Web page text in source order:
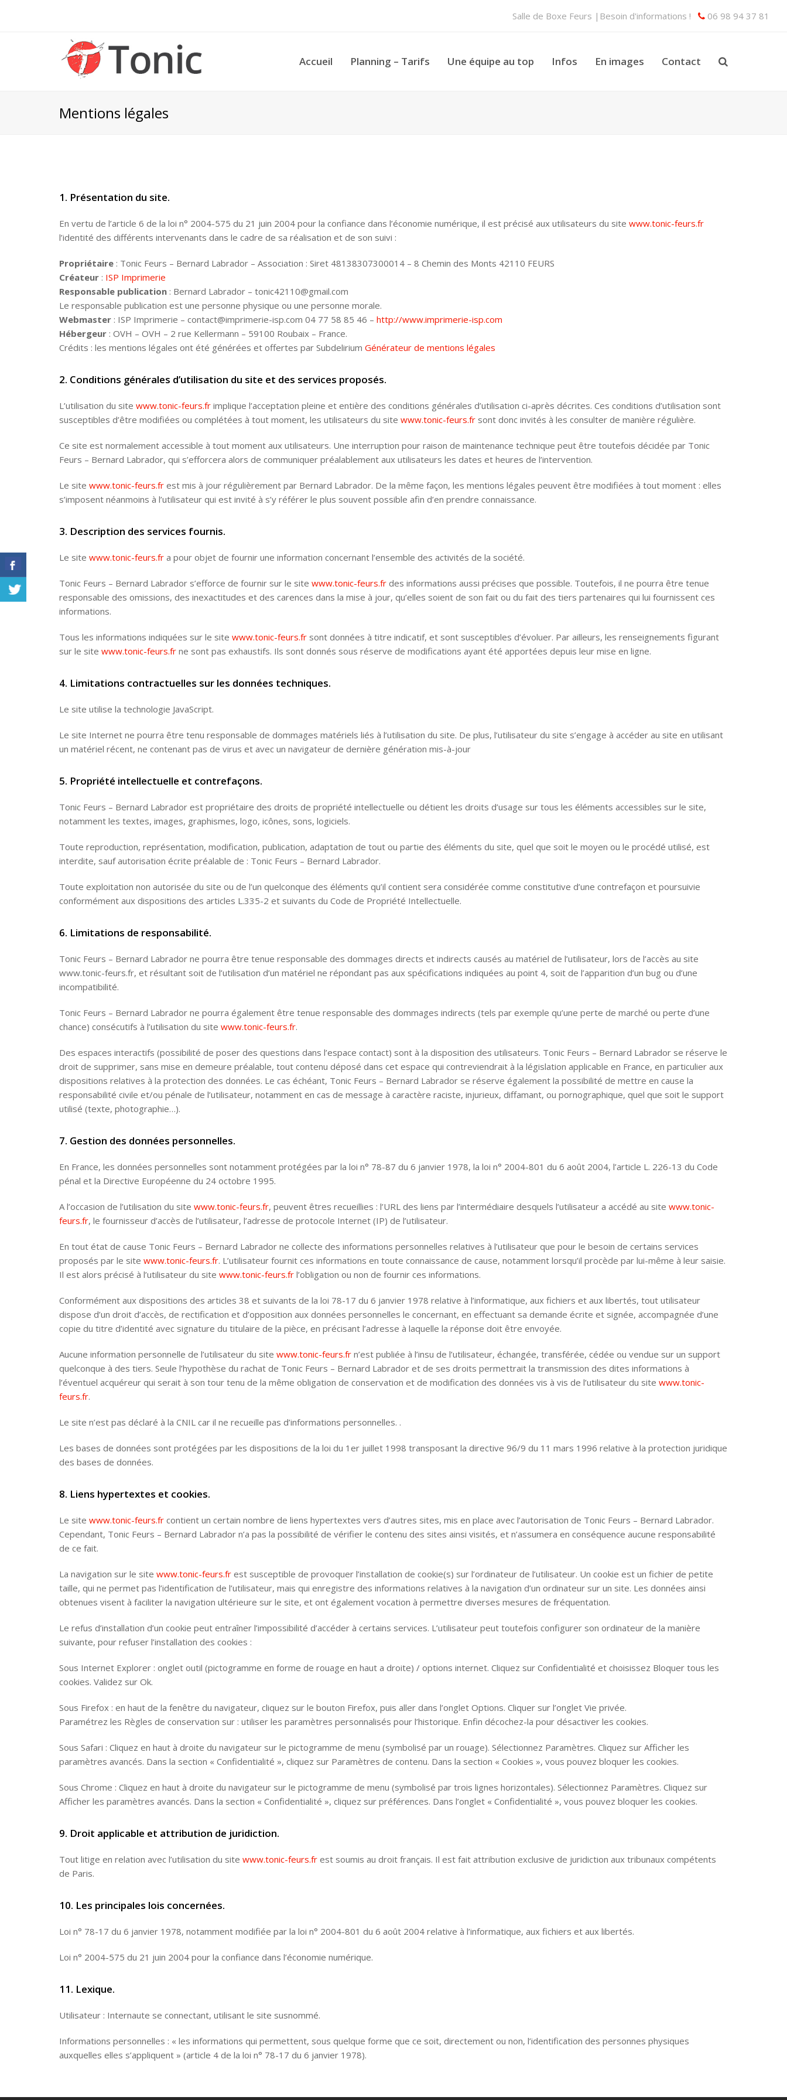
Salle de Boxe Feurs |Besoin d'informations ! 06 98 94 37 81
Accueil Planning – Tarifs Une équipe au top Infos En images Contact
Mentions légales
1. Présentation du site.
En vertu de l’article 6 de la loi n° 2004-575 du 21 juin 2004 pour la confiance dans l’économie numérique, il est précisé aux utilisateurs du site www.tonic-feurs.fr
l’identité des différents intervenants dans le cadre de sa réalisation et de son suivi :
Propriétaire: Tonic Feurs – Bernard Labrador – Association : Siret 48138307300014 – 8 Chemin des Monts 42110 FEURS
Créateur: ISP Imprimerie
Responsable publication: Bernard Labrador – tonic42110@gmail.com
Le responsable publication est une personne physique ou une personne morale.
Webmaster: ISP Imprimerie – contact@imprimerie-isp.com 04 77 58 85 46 – http://www.imprimerie-isp.com
Hébergeur: OVH – OVH – 2 rue Kellermann – 59100 Roubaix – France.
Crédits : les mentions légales ont été générées et offertes par Subdelirium Générateur de mentions légales
2. Conditions générales d’utilisation du site et des services proposés.
L’utilisation du site www.tonic-feurs.frimplique l’acceptation pleine et entière des conditions générales d’utilisation ci-après décrites. Ces conditions d’utilisation sont
susceptibles d’être modifiées ou complétées à tout moment, les utilisateurs du site www.tonic-feurs.frsont donc invités à les consulter de manière régulière.
Ce site est normalement accessible à tout moment aux utilisateurs. Une interruption pour raison de maintenance technique peut être toutefois décidée par Tonic
Feurs – Bernard Labrador, qui s’efforcera alors de communiquer préalablement aux utilisateurs les dates et heures de l’intervention.
Le site www.tonic-feurs.frest mis à jour régulièrement par Bernard Labrador. De la même façon, les mentions légales peuvent être modifiées à tout moment : elles
s’imposent néanmoins à l’utilisateur qui est invité à s’y référer le plus souvent possible afin d’en prendre connaissance.
3. Description des services fournis.
Le site www.tonic-feurs.fra pour objet de fournir une information concernant l’ensemble des activités de la société.
Tonic Feurs – Bernard Labrador s’efforce de fournir sur le site www.tonic-feurs.frdes informations aussi précises que possible. Toutefois, il ne pourra être tenue
responsable des omissions, des inexactitudes et des carences dans la mise à jour, qu’elles soient de son fait ou du fait des tiers partenaires qui lui fournissent ces
informations.
Tous les informations indiquées sur le site www.tonic-feurs.frsont données à titre indicatif, et sont susceptibles d’évoluer. Par ailleurs, les renseignements figurant
sur le site www.tonic-feurs.frne sont pas exhaustifs. Ils sont donnés sous réserve de modifications ayant été apportées depuis leur mise en ligne.
4. Limitations contractuelles sur les données techniques.
Le site utilise la technologie JavaScript.
Le site Internet ne pourra être tenu responsable de dommages matériels liés à l’utilisation du site. De plus, l’utilisateur du site s’engage à accéder au site en utilisant
un matériel récent, ne contenant pas de virus et avec un navigateur de dernière génération mis-à-jour
5. Propriété intellectuelle et contrefaçons.
Tonic Feurs – Bernard Labrador est propriétaire des droits de propriété intellectuelle ou détient les droits d’usage sur tous les éléments accessibles sur le site,
notamment les textes, images, graphismes, logo, icônes, sons, logiciels.
Toute reproduction, représentation, modification, publication, adaptation de tout ou partie des éléments du site, quel que soit le moyen ou le procédé utilisé, est
interdite, sauf autorisation écrite préalable de : Tonic Feurs – Bernard Labrador.
Toute exploitation non autorisée du site ou de l’un quelconque des éléments qu’il contient sera considérée comme constitutive d’une contrefaçon et poursuivie
conformément aux dispositions des articles L.335-2 et suivants du Code de Propriété Intellectuelle.
6. Limitations de responsabilité.
Tonic Feurs – Bernard Labrador ne pourra être tenue responsable des dommages directs et indirects causés au matériel de l’utilisateur, lors de l’accès au site
www.tonic-feurs.fr, et résultant soit de l’utilisation d’un matériel ne répondant pas aux spécifications indiquées au point 4, soit de l’apparition d’un bug ou d’une
incompatibilité.
Tonic Feurs – Bernard Labrador ne pourra également être tenue responsable des dommages indirects (tels par exemple qu’une perte de marché ou perte d’une
chance) consécutifs à l’utilisation du site www.tonic-feurs.fr.
Des espaces interactifs (possibilité de poser des questions dans l’espace contact) sont à la disposition des utilisateurs. Tonic Feurs – Bernard Labrador se réserve le
droit de supprimer, sans mise en demeure préalable, tout contenu déposé dans cet espace qui contreviendrait à la législation applicable en France, en particulier aux
dispositions relatives à la protection des données. Le cas échéant, Tonic Feurs – Bernard Labrador se réserve également la possibilité de mettre en cause la
responsabilité civile et/ou pénale de l’utilisateur, notamment en cas de message à caractère raciste, injurieux, diffamant, ou pornographique, quel que soit le support
utilisé (texte, photographie…).
7. Gestion des données personnelles.
En France, les données personnelles sont notamment protégées par la loi n° 78-87 du 6 janvier 1978, la loi n° 2004-801 du 6 août 2004, l’article L. 226-13 du Code
pénal et la Directive Européenne du 24 octobre 1995.
A l’occasion de l’utilisation du site www.tonic-feurs.fr, peuvent êtres recueillies : l’URL des liens par l’intermédiaire desquels l’utilisateur a accédé au site www.tonic-
feurs.fr, le fournisseur d’accès de l’utilisateur, l’adresse de protocole Internet (IP) de l’utilisateur.
En tout état de cause Tonic Feurs – Bernard Labrador ne collecte des informations personnelles relatives à l’utilisateur que pour le besoin de certains services
proposés par le site www.tonic-feurs.fr. L’utilisateur fournit ces informations en toute connaissance de cause, notamment lorsqu’il procède par lui-même à leur saisie.
Il est alors précisé à l’utilisateur du site www.tonic-feurs.frl’obligation ou non de fournir ces informations.
Conformément aux dispositions des articles 38 et suivants de la loi 78-17 du 6 janvier 1978 relative à l’informatique, aux fichiers et aux libertés, tout utilisateur
dispose d’un droit d’accès, de rectification et d’opposition aux données personnelles le concernant, en effectuant sa demande écrite et signée, accompagnée d’une
copie du titre d’identité avec signature du titulaire de la pièce, en précisant l’adresse à laquelle la réponse doit être envoyée.
Aucune information personnelle de l’utilisateur du site www.tonic-feurs.frn’est publiée à l’insu de l’utilisateur, échangée, transférée, cédée ou vendue sur un support
quelconque à des tiers. Seule l’hypothèse du rachat de Tonic Feurs – Bernard Labrador et de ses droits permettrait la transmission des dites informations à
l’éventuel acquéreur qui serait à son tour tenu de la même obligation de conservation et de modification des données vis à vis de l’utilisateur du site www.tonic-
feurs.fr.
Le site n’est pas déclaré à la CNIL car il ne recueille pas d’informations personnelles. .
Les bases de données sont protégées par les dispositions de la loi du 1er juillet 1998 transposant la directive 96/9 du 11 mars 1996 relative à la protection juridique
des bases de données.
8. Liens hypertextes et cookies.
Le site www.tonic-feurs.frcontient un certain nombre de liens hypertextes vers d’autres sites, mis en place avec l’autorisation de Tonic Feurs – Bernard Labrador.
Cependant, Tonic Feurs – Bernard Labrador n’a pas la possibilité de vérifier le contenu des sites ainsi visités, et n’assumera en conséquence aucune responsabilité
de ce fait.
La navigation sur le site www.tonic-feurs.frest susceptible de provoquer l’installation de cookie(s) sur l’ordinateur de l’utilisateur. Un cookie est un fichier de petite
taille, qui ne permet pas l’identification de l’utilisateur, mais qui enregistre des informations relatives à la navigation d’un ordinateur sur un site. Les données ainsi
obtenues visent à faciliter la navigation ultérieure sur le site, et ont également vocation à permettre diverses mesures de fréquentation.
Le refus d’installation d’un cookie peut entraîner l’impossibilité d’accéder à certains services. L’utilisateur peut toutefois configurer son ordinateur de la manière
suivante, pour refuser l’installation des cookies :
Sous Internet Explorer : onglet outil (pictogramme en forme de rouage en haut a droite) / options internet. Cliquez sur Confidentialité et choisissez Bloquer tous les
cookies. Validez sur Ok.
Sous Firefox : en haut de la fenêtre du navigateur, cliquez sur le bouton Firefox, puis aller dans l’onglet Options. Cliquer sur l’onglet Vie privée.
Paramétrez les Règles de conservation sur : utiliser les paramètres personnalisés pour l’historique. Enfin décochez-la pour désactiver les cookies.
Sous Safari : Cliquez en haut à droite du navigateur sur le pictogramme de menu (symbolisé par un rouage). Sélectionnez Paramètres. Cliquez sur Afficher les
paramètres avancés. Dans la section « Confidentialité », cliquez sur Paramètres de contenu. Dans la section « Cookies », vous pouvez bloquer les cookies.
Sous Chrome : Cliquez en haut à droite du navigateur sur le pictogramme de menu (symbolisé par trois lignes horizontales). Sélectionnez Paramètres. Cliquez sur
Afficher les paramètres avancés. Dans la section « Confidentialité », cliquez sur préférences. Dans l’onglet « Confidentialité », vous pouvez bloquer les cookies.
9. Droit applicable et attribution de juridiction.
Tout litige en relation avec l’utilisation du site www.tonic-feurs.frest soumis au droit français. Il est fait attribution exclusive de juridiction aux tribunaux compétents
de Paris.
10. Les principales lois concernées.
Loi n° 78-17 du 6 janvier 1978, notamment modifiée par la loi n° 2004-801 du 6 août 2004 relative à l’informatique, aux fichiers et aux libertés.
Loi n° 2004-575 du 21 juin 2004 pour la confiance dans l’économie numérique.
11. Lexique.
Utilisateur : Internaute se connectant, utilisant le site susnommé.
Informations personnelles : « les informations qui permettent, sous quelque forme que ce soit, directement ou non, l’identification des personnes physiques
auxquelles elles s’appliquent » (article 4 de la loi n° 78-17 du 6 janvier 1978).